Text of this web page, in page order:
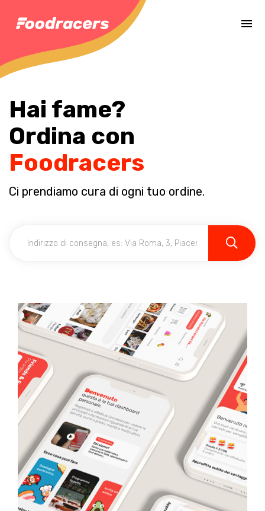
Hai fame?
Ordina con
Foodracers
Ci prendiamo cura di ogni tuo ordine.